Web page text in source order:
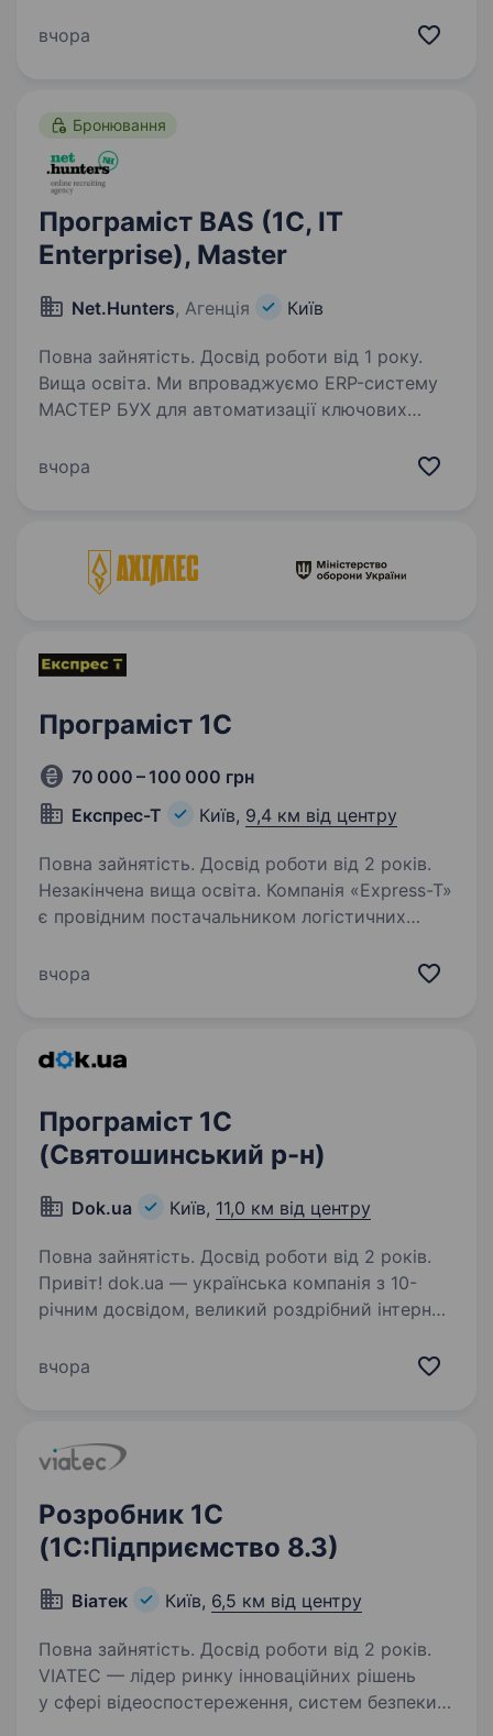
команії) Обов’язки: Розробка нового та зміна
вчора
Бронювання
Програміст BAS (1C, IT
Enterprise), Master
Net.Hunters, Агенція Київ
Повна зайнятість. Досвід роботи від 1 року.
Вища освіта. Ми впроваджуємо ERP-систему
МАСТЕР БУХ для автоматизації ключових
передбачає налаштування обліку складу
вчора
Програміст 1C
70 000 – 100 000 грн
Експрес-Т
Київ, 9,4 км від центру
Повна зайнятість. Досвід роботи від 2 років.
Незакінчена вища освіта. Компанія «Express-T»
є провідним постачальником логістичних
Програміста 1С! (Не віддалено!) Вимоги
вчора
Програміст 1C
(Святошинський р-н)
Dok.ua Київ, 11,0 км від центру
Повна зайнятість. Досвід роботи від 2 років.
Привіт! dok.ua — українська компанія з 10-
річним досвідом, великий роздрібний інтернет
автотоварів. Зростаємо, допомагаємо ЗСУ,
вчора
Розробник 1С
(1С:Підприємство 8.3)
Віатек Київ, 6,5 км від центру
Повна зайнятість. Досвід роботи від 2 років.
VIATEC — лідер ринку інноваційних рішень
у сфері відеоспостереження, систем безпеки